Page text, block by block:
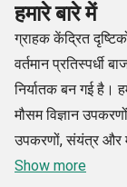
हमारे बारे में
ग्राहक केंद्रित
वर्तमान प्रतिस्पर्धी
निर्यातक बन गई है।
मौसम विज्ञान
उपकरणों, संयंत्र और
की पेशकश करते हैं,
Show more